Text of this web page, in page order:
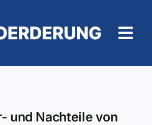
und Nachteile von